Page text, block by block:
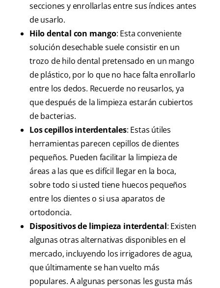
secciones y enrollarlas entre sus índices antes
de usarlo.
Hilo dental con mango: Esta conveniente
solución desechable suele consistir en un
trozo de hilo dental pretensado en un mango
de plástico, por lo que no hace falta enrollarlo
entre los dedos. Recuerde no reusarlos, ya
que después de la limpieza estarán cubiertos
de bacterias.
Los cepillos interdentales: Estas útiles
herramientas parecen cepillos de dientes
pequeños. Pueden facilitar la limpieza de
áreas a las que es difícil llegar en la boca,
sobre todo si usted tiene huecos pequeños
entre los dientes o si usa aparatos de
ortodoncia.
Dispositivos de limpieza interdental: Existen
algunas otras alternativas disponibles en el
mercado, incluyendo los irrigadores de agua,
que últimamente se han vuelto más
populares. A algunas personas les gusta más